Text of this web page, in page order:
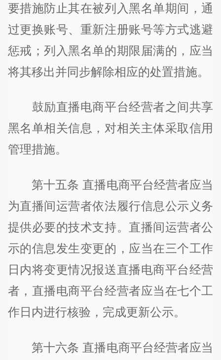
要措施防止其在被列入黑名单期间，通
过更换账号、重新注册账号等方式逃避
惩戒；列入黑名单的期限届满的，应当
将其移出并同步解除相应的处置措施。
鼓励直播电商平台经营者之间共享
黑名单相关信息，对相关主体采取信用
管理措施。
第十五条 直播电商平台经营者应当
为直播间运营者依法履行信息公示义务
提供必要的技术支持。直播间运营者公
示的信息发生变更的，应当在三个工作
日内将变更情况报送直播电商平台经营
者，直播电商平台经营者应当在七个工
作日内进行核验，完成更新公示。
第十六条 直播电商平台经营者应当